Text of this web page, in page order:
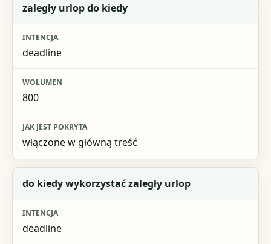
zaległy urlop do kiedy
deadline
800
włączone w główną treść
do kiedy wykorzystać zaległy urlop
deadline